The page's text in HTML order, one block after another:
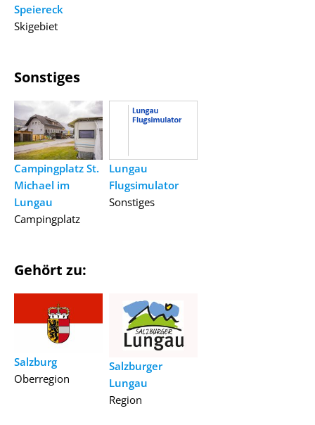
Speiereck
Skigebiet
Sonstiges
Campingplatz St.
Michael im
Lungau
Campingplatz
Lungau
Flugsimulator
Sonstiges
Gehört zu:
Salzburg
Oberregion
Salzburger
Lungau
Region